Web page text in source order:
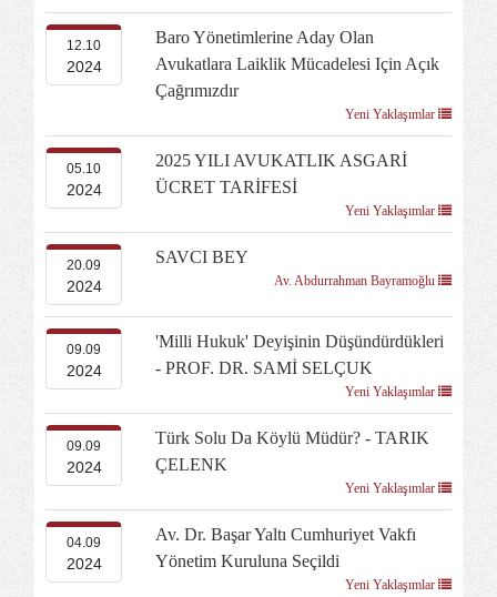
12.10
2024
Baro Yönetimlerine Aday Olan
Avukatlara Laiklik Mücadelesi Için Açık
Çağrımızdır
Yeni Yaklaşımlar
05.10
2024
2025 YILI AVUKATLIK ASGARİ
ÜCRET TARİFESİ
Yeni Yaklaşımlar
20.09
2024
SAVCI BEY
Av. Abdurrahman Bayramoğlu
09.09
2024
'Milli Hukuk' Deyişinin Düşündürdükleri
- PROF. DR. SAMİ SELÇUK
Yeni Yaklaşımlar
09.09
2024
Türk Solu Da Köylü Müdür? - TARIK
ÇELENK
Yeni Yaklaşımlar
04.09
2024
Av. Dr. Başar Yaltı Cumhuriyet Vakfı
Yönetim Kuruluna Seçildi
Yeni Yaklaşımlar